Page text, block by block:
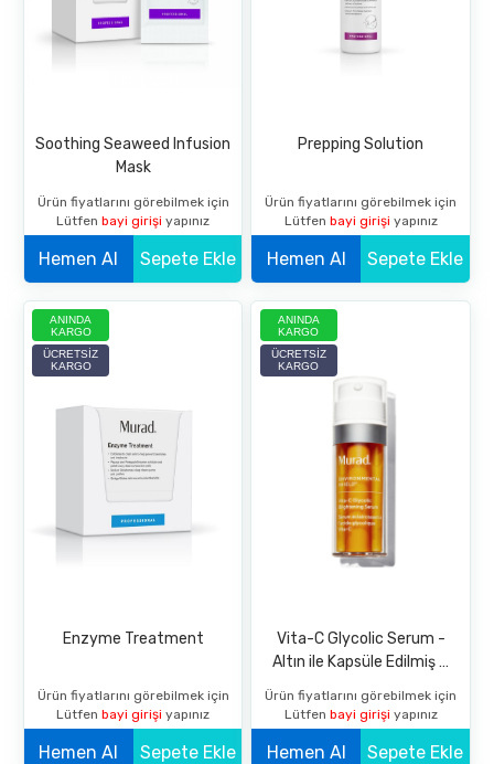
Soothing Seaweed Infusion
Mask
Ürün fiyatlarını görebilmek için
Lütfenbayi girişiyapınız
Hemen Al Sepete Ekle
Prepping Solution
Ürün fiyatlarını görebilmek için
Lütfen bayi girişi yapınız
Hemen Al Sepete Ekle
ANINDA
KARGO
ÜCRETSIZ
KARGO
Enzyme Treatment
Ürün fiyatlarını görebilmek için
Lütfenbayi girişiyapınız
Hemen Al Sepete Ekle
ANINDA
KARGO
ÜCRETSIZ
KARGO
Vita-C Glycolic Serum -
Altın ile Kapsüle Edilmiş C
Renk Eşitsizliğinde Etkili
Serum
Ürün fiyatlarını görebilmek için
Lütfen bayi girişi yapınız
Hemen Al Sepete Ekle